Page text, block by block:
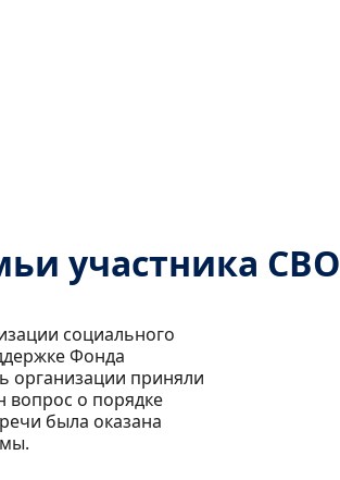
участника СВО
социального
Фонда
организации приняли
вопрос о порядке
была оказана